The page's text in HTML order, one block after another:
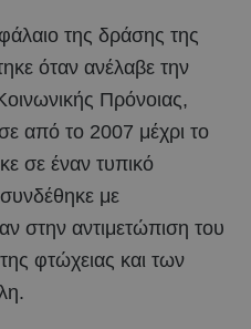
της δράσης της
όταν ανέλαβε την
Πρόνοιας,
από το 2007 μέχρι το
σε έναν τυπικό
συνδέθηκε με
στην αντιμετώπιση του
φτώχειας και των